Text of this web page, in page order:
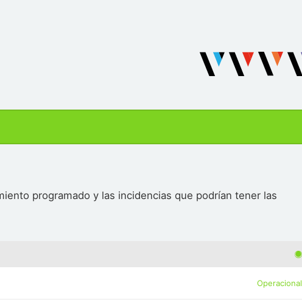
programado y las incidencias que podrían tener las
Operacional